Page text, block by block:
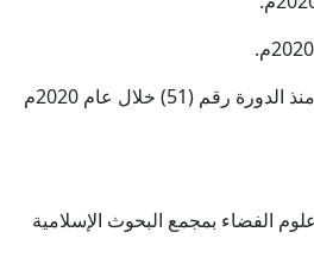
- المشرف العام على جناح الأزهر الشريف بمعرض القاهرة الدولي للكتاب منذ الدورة رقم (51) خلال عام 2020م
الفضاء بمجمع البحوث الإسلامية